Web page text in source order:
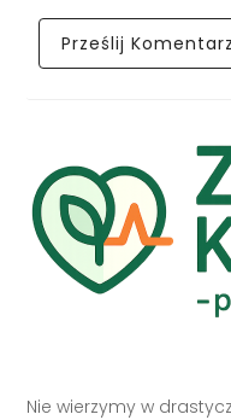
Nie wierzymy w